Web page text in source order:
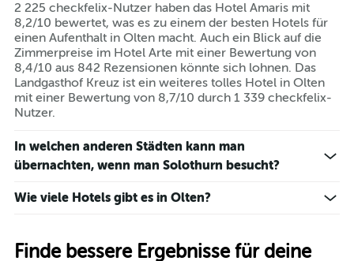
2 225 checkfelix-Nutzer haben das Hotel Amaris mit
8,2/10 bewertet, was es zu einem der besten Hotels für
einen Aufenthalt in Olten macht. Auch ein Blick auf die
Zimmerpreise im Hotel Arte mit einer Bewertung von
8,4/10 aus 842 Rezensionen könnte sich lohnen. Das
Landgasthof Kreuz ist ein weiteres tolles Hotel in Olten
mit einer Bewertung von 8,7/10 durch 1 339 checkfelix-
Nutzer.
In welchen anderen Städten kann man
übernachten, wenn man Solothurn besucht?
Wie viele Hotels gibt es in Olten?
Finde bessere Ergebnisse für deine